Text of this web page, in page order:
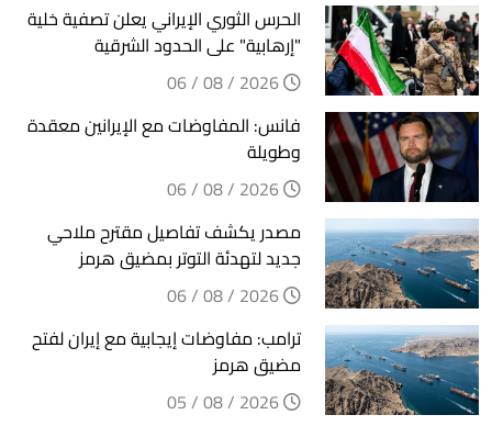
الحرس الثوري الإيراني يعلن تصفية خلية
"إرهابية" على الحدود الشرقية
فانس: المفاوضات مع الإيرانين معقدة
وطويلة
مصدر يكشف تفاصيل مقترح ملاحي
جديد لتهدئة التوتر بمضيق هرمز
ترامب: مفاوضات إيجابية مع إيران لفتح
مضيق هرمز